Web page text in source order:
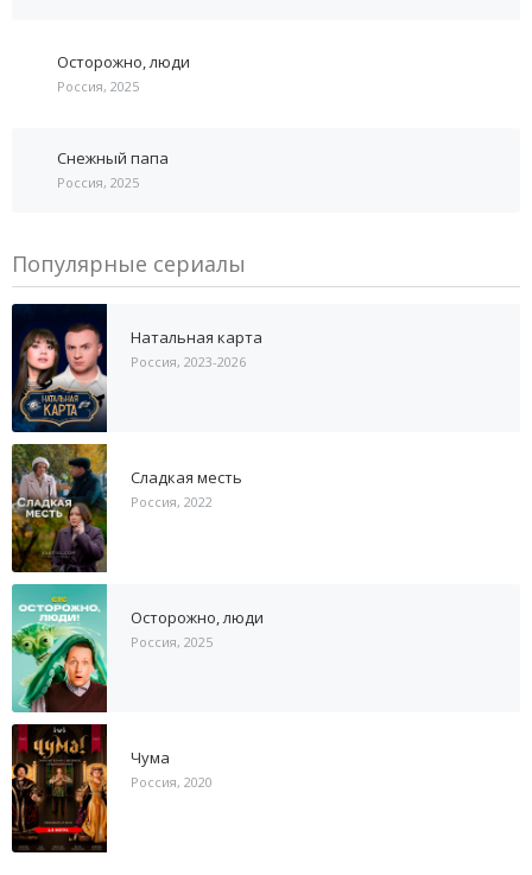
Осторожно, люди
Россия, 2025
Снежный папа
Россия, 2025
Популярные сериалы
Натальная карта
Россия, 2023-2026
Сладкая месть
Россия, 2022
Осторожно, люди
Россия, 2025
Чума
Россия, 2020